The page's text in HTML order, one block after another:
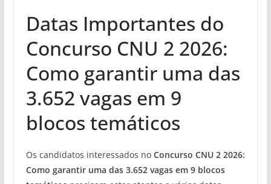
Datas Importantes do
Concurso CNU 2 2026:
Como garantir uma das
3.652 vagas em 9
blocos temáticos
Os candidatos interessados no Concurso CNU 2 2026:
Como garantir uma das 3.652 vagas em 9 blocos